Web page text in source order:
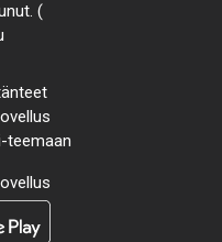
(
teemaan